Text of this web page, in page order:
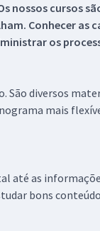
nossos cursos
Conhecer as
os
São diversos
mais
até as
bons